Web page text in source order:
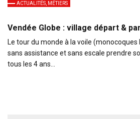
ACTUALITÉS, MÉTIERS
Vendée Globe : village départ &
Le tour du monde à la voile (monocoques
sans assistance et sans escale prendre
tous les 4 ans…